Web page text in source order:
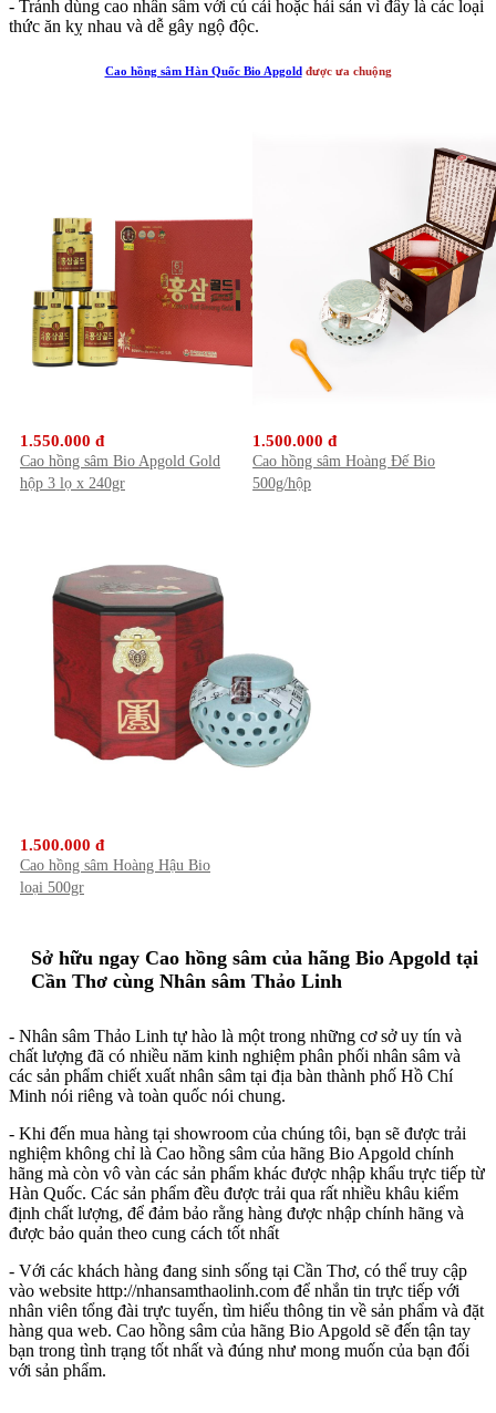
- Tránh dùng cao nhân sâm với củ cải hoặc hải sản vì đây là các loại
thức ăn kỵ nhau và dễ gây ngộ độc.
Cao hồng sâm Hàn Quốc Bio Apgold được ưa chuộng
1.550.000 đ
Cao hồng sâm Bio Apgold Gold
hộp 3 lọ x 240gr
1.500.000 đ
Cao hồng sâm Hoàng Đế Bio
500g/hộp
1.500.000 đ
Cao hồng sâm Hoàng Hậu Bio
loại 500gr
Sở hữu ngay Cao hồng sâm của hãng Bio Apgold tại
Cần Thơ cùng Nhân sâm Thảo Linh
- Nhân sâm Thảo Linh tự hào là một trong những cơ sở uy tín và
chất lượng đã có nhiều năm kinh nghiệm phân phối nhân sâm và
các sản phẩm chiết xuất nhân sâm tại địa bàn thành phố Hồ Chí
Minh nói riêng và toàn quốc nói chung.
- Khi đến mua hàng tại showroom của chúng tôi, bạn sẽ được trải
nghiệm không chỉ là Cao hồng sâm của hãng Bio Apgold chính
hãng mà còn vô vàn các sản phẩm khác được nhập khẩu trực tiếp từ
Hàn Quốc. Các sản phẩm đều được trải qua rất nhiều khâu kiểm
định chất lượng, để đảm bảo rằng hàng được nhập chính hãng và
được bảo quản theo cung cách tốt nhất
- Với các khách hàng đang sinh sống tại Cần Thơ, có thể truy cập
vào website http://nhansamthaolinh.com để nhắn tin trực tiếp với
nhân viên tổng đài trực tuyến, tìm hiểu thông tin về sản phẩm và đặt
hàng qua web. Cao hồng sâm của hãng Bio Apgold sẽ đến tận tay
bạn trong tình trạng tốt nhất và đúng như mong muốn của bạn đối
với sản phẩm.